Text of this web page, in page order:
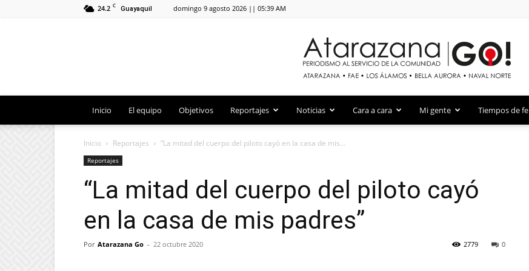
24.2 C Guayaquil domingo 9 agosto 2026 || 05:39 AM
Atarazana Go!
Inicio El equipo Objetivos Reportajes Noticias Cara a cara Mi gente Tiempos de fe
Inicio Reportajes “La mitad del cuerpo del piloto cayó en la casa de mis...
Reportajes
“La mitad del cuerpo del piloto cayó
en la casa de mis padres”
Por Atarazana Go - 22 octubre 2020 0
2779